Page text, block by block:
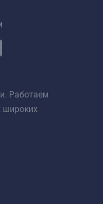
Работаем
широких